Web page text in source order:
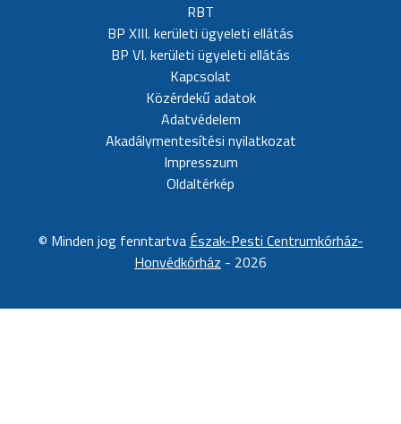
RBT
BP XIII. kerületi ügyeleti ellátás
BP VI. kerületi ügyeleti ellátás
Kapcsolat
Közérdekű adatok
Adatvédelem
Akadálymentesítési nyilatkozat
Impresszum
Oldaltérkép
© Minden jog fenntartva Észak-Pesti Centrumkórház-
Honvédkórház - 2026